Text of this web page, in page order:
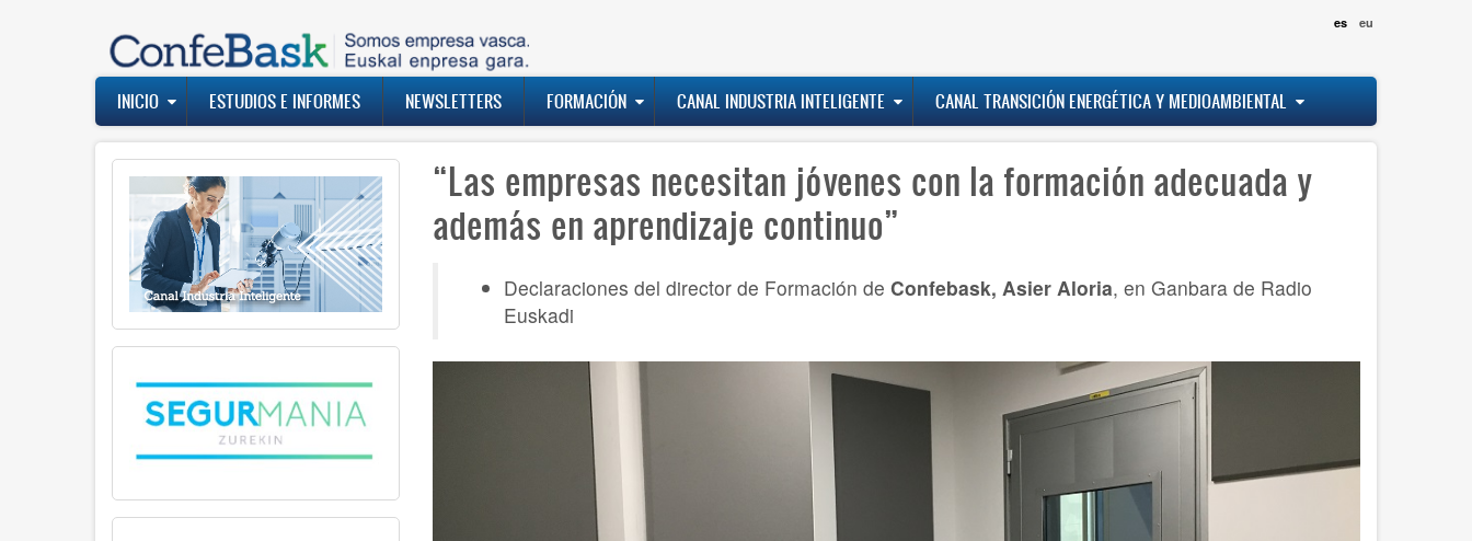
es eu
Navegación
principal
INICIO ESTUDIOS E INFORMES NEWSLETTERS FORMACIÓN CANAL INDUSTRIA INTELIGENTE CANAL TRANSICIÓN ENERGÉTICA Y MEDIOAMBIENTAL
“Las empresas necesitan jóvenes con la formación adecuada y
además en aprendizaje continuo”
Declaraciones del director de Formación de Confebask, Asier Aloria, en Ganbara de Radio
Euskadi